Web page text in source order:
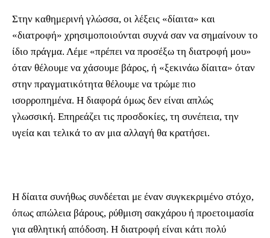
Στην καθημερινή γλώσσα, οι λέξεις «δίαιτα» και
«διατροφή» χρησιμοποιούνται συχνά σαν να σημαίνουν το
ίδιο πράγμα. Λέμε «πρέπει να προσέξω τη διατροφή μου»
όταν θέλουμε να χάσουμε βάρος, ή «ξεκινάω δίαιτα» όταν
στην πραγματικότητα θέλουμε να τρώμε πιο
ισορροπημένα. Η διαφορά όμως δεν είναι απλώς
γλωσσική. Επηρεάζει τις προσδοκίες, τη συνέπεια, την
υγεία και τελικά το αν μια αλλαγή θα κρατήσει.
Η δίαιτα συνήθως συνδέεται με έναν συγκεκριμένο στόχο,
όπως απώλεια βάρους, ρύθμιση σακχάρου ή προετοιμασία
για αθλητική απόδοση. Η διατροφή είναι κάτι πολύ